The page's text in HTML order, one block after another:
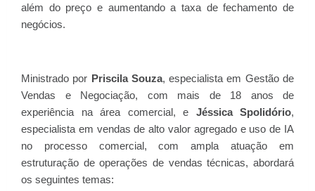
além do preço e aumentando a taxa de fechamento de
negócios.
Ministrado por Priscila Souza, especialista em Gestão de
Vendas e Negociação, com mais de 18 anos de
experiência na área comercial, e Jéssica Spolidório,
especialista em vendas de alto valor agregado e uso de IA
no processo comercial, com ampla atuação em
estruturação de operações de vendas técnicas, abordará
os seguintes temas: